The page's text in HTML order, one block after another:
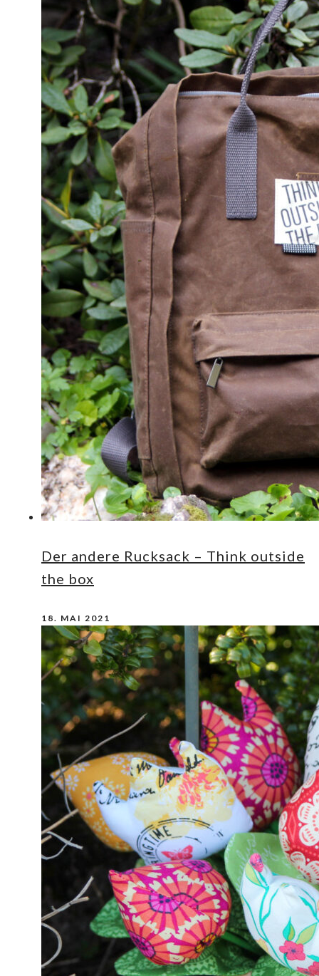
Der andere Rucksack – Think outside
the box
18. MAI 2021